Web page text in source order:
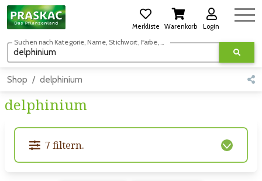
Merkliste Warenkorb Login
Suchen nach Kategorie, Name, Stichwort, Farbe, usw.
Shop delphinium
delphinium
7 filtern.